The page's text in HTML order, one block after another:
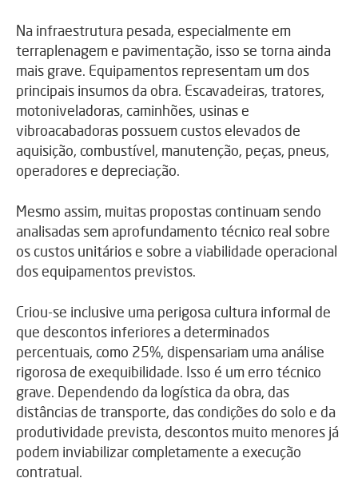
Na infraestrutura pesada, especialmente em
terraplenagem e pavimentação, isso se torna ainda
mais grave. Equipamentos representam um dos
principais insumos da obra. Escavadeiras, tratores,
motoniveladoras, caminhões, usinas e
vibroacabadoras possuem custos elevados de
aquisição, combustível, manutenção, peças, pneus,
operadores e depreciação.
Mesmo assim, muitas propostas continuam sendo
analisadas sem aprofundamento técnico real sobre
os custos unitários e sobre a viabilidade operacional
dos equipamentos previstos.
Criou-se inclusive uma perigosa cultura informal de
que descontos inferiores a determinados
percentuais, como 25%, dispensariam uma análise
rigorosa de exequibilidade. Isso é um erro técnico
grave. Dependendo da logística da obra, das
distâncias de transporte, das condições do solo e da
produtividade prevista, descontos muito menores já
podem inviabilizar completamente a execução
contratual.